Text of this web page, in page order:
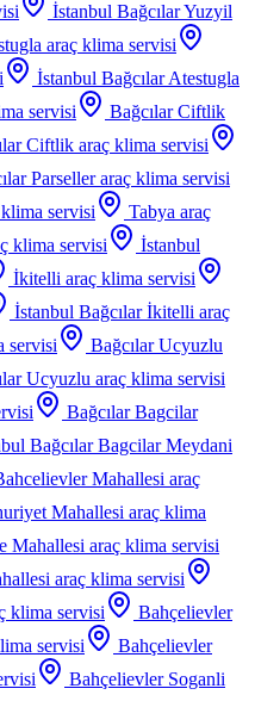
İstanbul Bağcılar Yuzyil
araç klima servisi
İstanbul Bağcılar Atestugla
servisi
Bağcılar Ciftlik
Ciftlik araç klima servisi
Parseller araç klima servisi
servisi Tabya araç
klima servisi
İstanbul
İkitelli araç klima servisi
İstanbul Bağcılar İkitelli araç
servisi
Bağcılar Ucyuzlu
Ucyuzlu araç klima servisi
Bağcılar Bagcilar
Bağcılar Bagcilar Meydani
Mahallesi araç
Mahallesi araç klima
Mahallesi araç klima servisi
araç klima servisi
klima servisi
Bahçelievler
servisi
Bahçelievler
Bahçelievler Soganli